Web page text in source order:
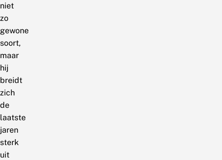
niet
zo
gewone
soort,
maar
hij
breidt
zich
de
laatste
jaren
sterk
uit